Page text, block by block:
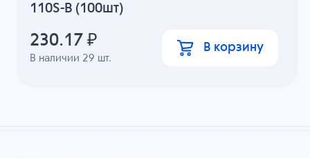
110S-B (100шт)
В наличии 29 шт.
230.17 ₽ В корзину